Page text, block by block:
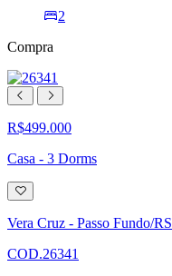
2
Compra
R$499.000
Casa - 3 Dorms
Adicionar
à
lista
de
Vera Cruz - Passo Fundo/RS
COD.26341